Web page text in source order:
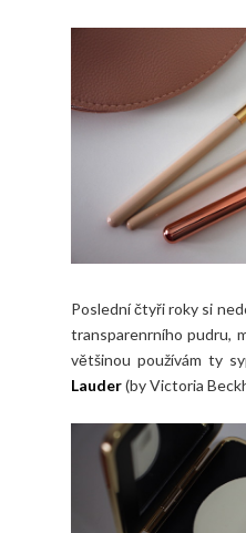
Poslední čtyři roky si
transparenrního pudru,
většinou používám ty
Lauder(by Victoria